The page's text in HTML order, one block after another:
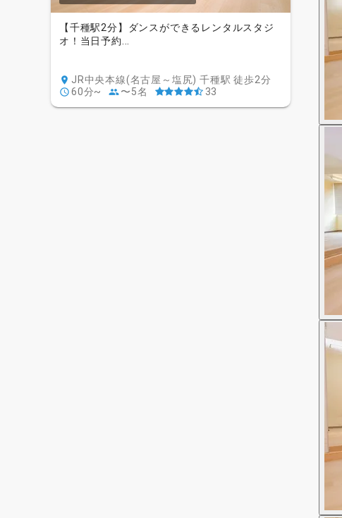
【千種駅2分】ダンスができるレンタルスタジ
オ！当日予約...
JR中央本線(名古屋～塩尻) 千種駅 徒歩2分
60分~
〜5名 33